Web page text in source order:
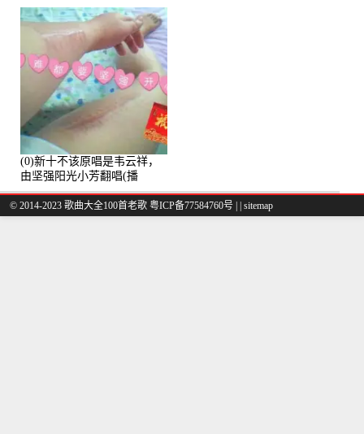
演唱点播:53774次
(0)新十不该原唱是韦云祥，
由坚强阳光小芳翻唱(播
放:49861)
© 2014-2023 歌曲大全100首老歌 粤ICP备77584760号 sitemap